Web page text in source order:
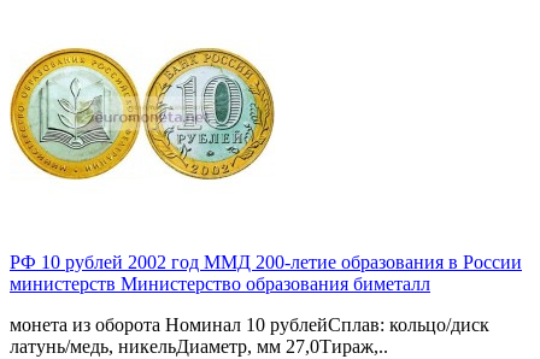
РФ 10 рублей 2002 год ММД 200-летие образования в России
министерств Министерство образования биметалл
монета из оборота Номинал 10 рублейСплав: кольцо/диск
латунь/медь, никельДиаметр, мм 27,0Тираж,..